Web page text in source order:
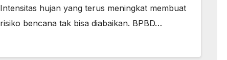
Intensitas hujan yang terus meningkat membuat
risiko bencana tak bisa diabaikan. BPBD…